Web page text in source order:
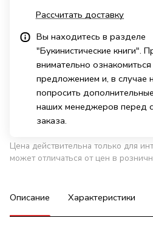
Рассчитать доставку
Вы находитесь в разделе
"Букинистические книги".
внимательно ознакомиться
предложением и, в случае
попросить
наших менеджеров перед
заказа.
Цена действительна только для
может отличаться от цен в
Описание Характеристики